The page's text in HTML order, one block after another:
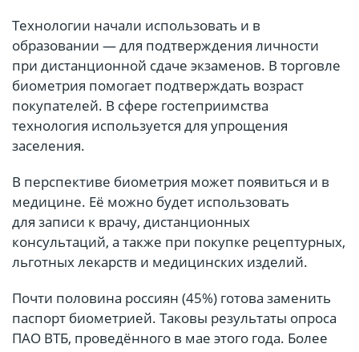
Технологии начали использовать и в
образовании — для подтверждения личности
при дистанционной сдаче экзаменов. В торговле
биометрия помогает подтверждать возраст
покупателей. В сфере гостеприимства
технология используется для упрощения
заселения.
В перспективе биометрия может появиться и в
медицине. Её можно будет использовать
для записи к врачу, дистанционных
консультаций, а также при покупке рецептурных,
льготных лекарств и медицинских изделий.
Почти половина россиян (45%) готова заменить
паспорт биометрией. Таковы результаты опроса
ПАО ВТБ, проведённого в мае этого года. Более